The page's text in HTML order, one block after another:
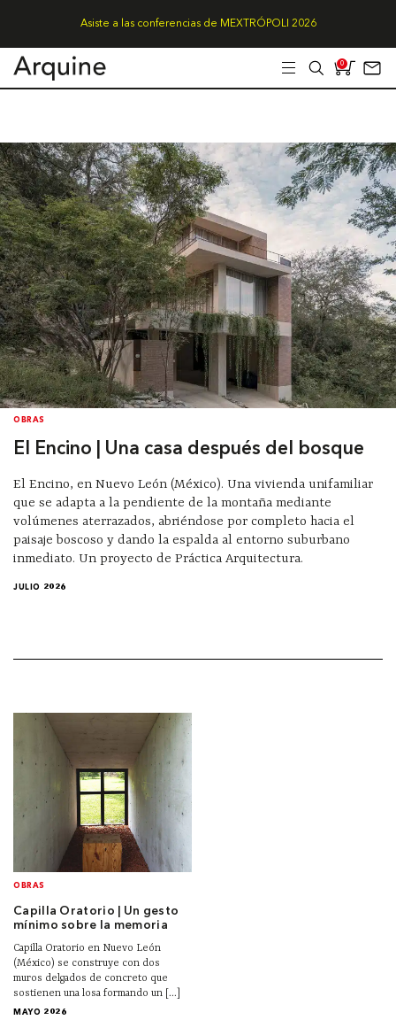
Asiste a las conferencias de MEXTRÓPOLI 2026
0
OBRAS
El Encino | Una casa después del bosque
El Encino, en Nuevo León (México). Una vivienda unifamiliar
que se adapta a la pendiente de la montaña mediante
volúmenes aterrazados, abriéndose por completo hacia el
paisaje boscoso y dando la espalda al entorno suburbano
inmediato. Un proyecto de Práctica Arquitectura.
JULIO 2026
OBRAS
Capilla Oratorio | Un gesto
mínimo sobre la memoria
Capilla Oratorio en Nuevo León
(México) se construye con dos
muros delgados de concreto que
sostienen una losa formando un [...]
MAYO 2026